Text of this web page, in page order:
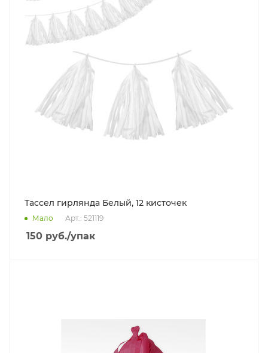
Тассел гирлянда Белый, 12 кисточек
Мало Арт.: 521119
150 руб./упак